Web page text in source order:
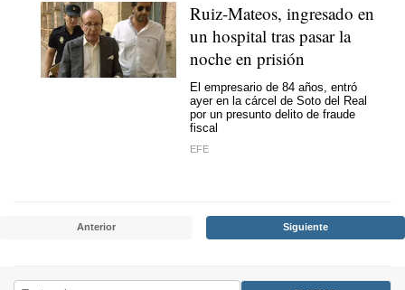
Ruiz-Mateos, ingresado en
un hospital tras pasar la
noche en prisión
El empresario de 84 años, entró
ayer en la cárcel de Soto del Real
por un presunto delito de fraude
fiscal
EFE
Anterior Siguiente